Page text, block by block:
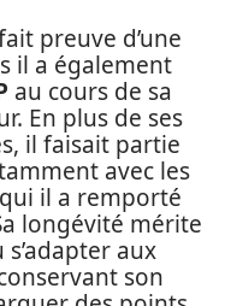
preuve d’une
il a également
au cours de sa
En plus de ses
il faisait partie
avec les
il a remporté
longévité mérite
aux
son